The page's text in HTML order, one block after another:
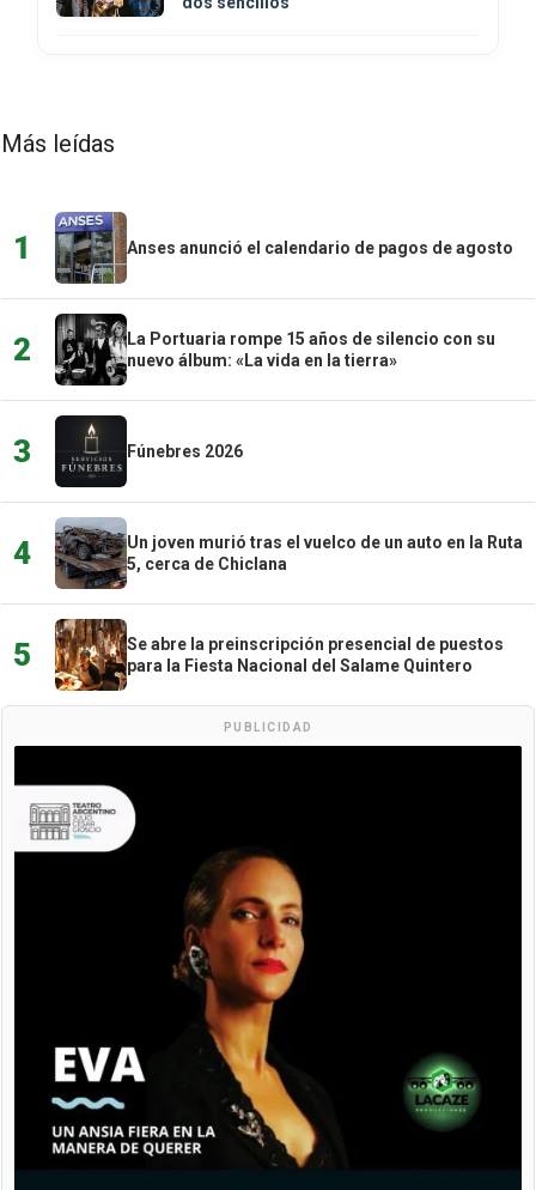
Más leídas
1 Anses anunció el calendario de pagos de agosto
2
La Portuaria rompe 15 años de silencio con su
nuevo álbum: «La vida en la tierra»
3 Fúnebres 2026
4
Un joven murió tras el vuelco de un auto en la Ruta
5, cerca de Chiclana
5
Se abre la preinscripción presencial de puestos
para la Fiesta Nacional del Salame Quintero
PUBLICIDAD